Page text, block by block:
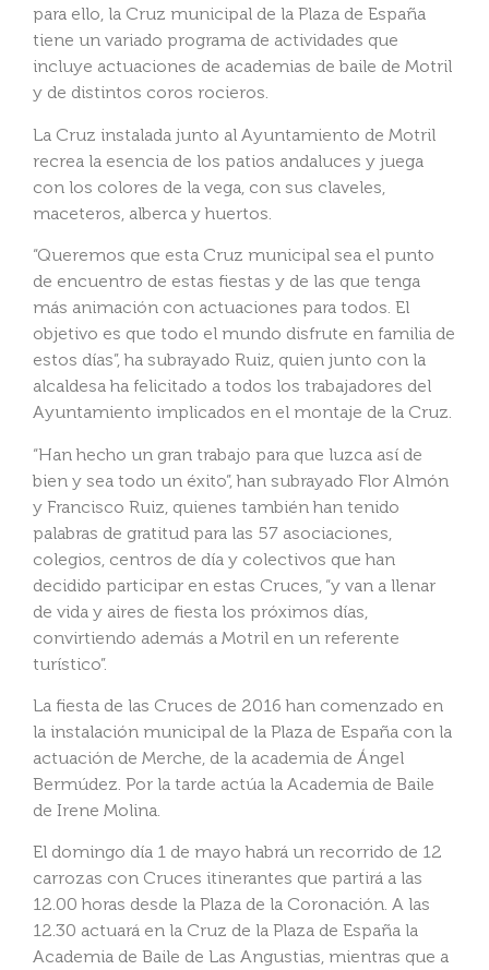
para ello, la Cruz municipal de la Plaza de España
tiene un variado programa de actividades que
incluye actuaciones de academias de baile de Motril
y de distintos coros rocieros.
La Cruz instalada junto al Ayuntamiento de Motril
recrea la esencia de los patios andaluces y juega
con los colores de la vega, con sus claveles,
maceteros, alberca y huertos.
“Queremos que esta Cruz municipal sea el punto
de encuentro de estas fiestas y de las que tenga
más animación con actuaciones para todos. El
objetivo es que todo el mundo disfrute en familia de
estos días”, ha subrayado Ruiz, quien junto con la
alcaldesa ha felicitado a todos los trabajadores del
Ayuntamiento implicados en el montaje de la Cruz.
“Han hecho un gran trabajo para que luzca así de
bien y sea todo un éxito”, han subrayado Flor Almón
y Francisco Ruiz, quienes también han tenido
palabras de gratitud para las 57 asociaciones,
colegios, centros de día y colectivos que han
decidido participar en estas Cruces, “y van a llenar
de vida y aires de fiesta los próximos días,
convirtiendo además a Motril en un referente
turístico”.
La fiesta de las Cruces de 2016 han comenzado en
la instalación municipal de la Plaza de España con la
actuación de Merche, de la academia de Ángel
Bermúdez. Por la tarde actúa la Academia de Baile
de Irene Molina.
El domingo día 1 de mayo habrá un recorrido de 12
carrozas con Cruces itinerantes que partirá a las
12.00 horas desde la Plaza de la Coronación. A las
12.30 actuará en la Cruz de la Plaza de España la
Academia de Baile de Las Angustias, mientras que a